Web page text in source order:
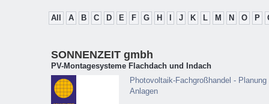
All A B C D E F G H J K L M N O P
SONNENZEIT gmbh
PV-Montagesysteme Flachdach und Indach
Photovoltaik-Fachgroßhandel -
Anlagen